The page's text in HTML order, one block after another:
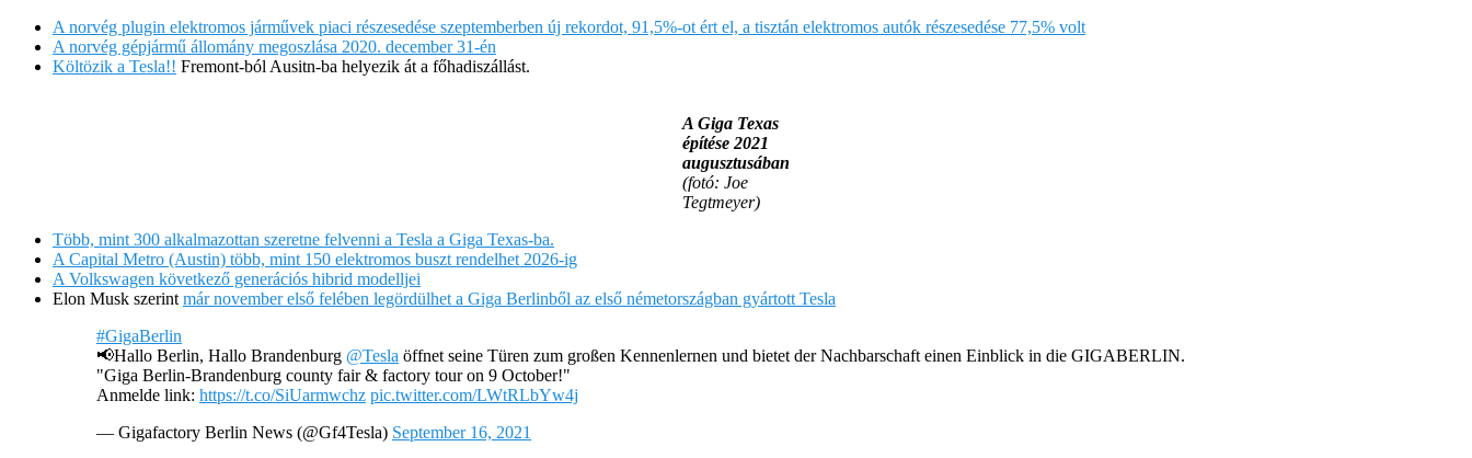
A norvég plugin elektromos járművek piaci részesedése szeptemberben új rekordot, 91,5%-ot ért el, a tisztán elektromos autók részesedése 77,5% volt
A norvég gépjármű állomány megoszlása 2020. december 31-én
Költözik a Tesla!! Fremont-ból Ausitn-ba helyezik át a főhadiszállást.
A Giga Texas
építése 2021
augusztusában
(fotó: Joe
Tegtmeyer)
Több, mint 300 alkalmazottan szeretne felvenni a Tesla a Giga Texas-ba.
A Capital Metro (Austin) több, mint 150 elektromos buszt rendelhet 2026-ig
A Volkswagen következő generációs hibrid modelljei
Elon Musk szerint már november első felében legördülhet a Giga Berlinből az első németországban gyártott Tesla
#GigaBerlin
📢Hallo Berlin, Hallo Brandenburg @Tesla öffnet seine Türen zum großen Kennenlernen und bietet der Nachbarschaft einen Einblick in die GIGABERLIN.
"Giga Berlin-Brandenburg county fair & factory tour on 9 October!"
Anmelde link: https://t.co/SiUarmwchz pic.twitter.com/LWtRLbYw4j
— Gigafactory Berlin News (@Gf4Tesla) September 16, 2021